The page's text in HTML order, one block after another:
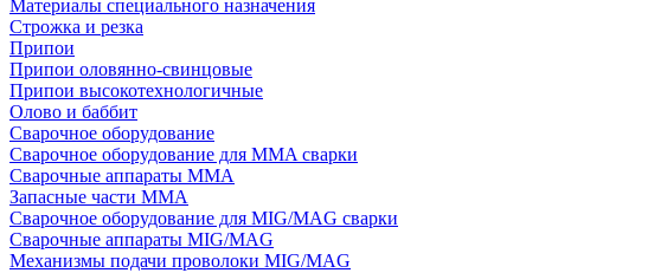
Материалы специального назначения
Строжка и резка
Припои
Припои оловянно-свинцовые
Припои высокотехнологичные
Олово и баббит
Сварочное оборудование
Сварочное оборудование для MMA сварки
Сварочные аппараты MMA
Запасные части MMA
Сварочное оборудование для MIG/MAG сварки
Сварочные аппараты MIG/MAG
Механизмы подачи проволоки MIG/MAG